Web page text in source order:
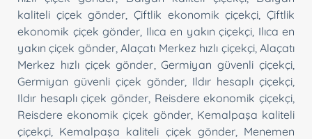
kaliteli çiçek gönder ,Çiftlik ekonomik çiçekçi ,Çiftlik
ekonomik çiçek gönder Ilıca en yakın çiçekçi Ilıca en
yakın çiçek gönder,Alaçatı Merkez hızlı çiçekçi,Alaçatı
Merkez hızlı çiçek gönder ,Germiyan güvenli çiçekçi
Germiyan güvenli çiçek gönder Ildır hesaplı çiçekçi
Ildır hesaplı çiçek gönder Reisdere ekonomik çiçekçi
Reisdere ekonomik çiçek gönder, Kemalpaşa kaliteli
çiçekçi
Kemalpaşa kaliteli çiçek gönder, Menemen